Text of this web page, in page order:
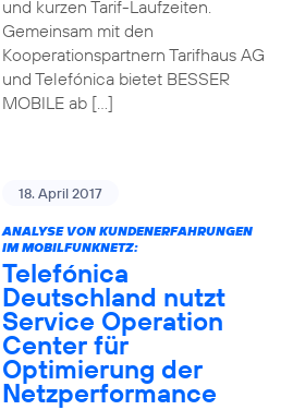
und kurzen Tarif-Laufzeiten.
Gemeinsam mit den
Kooperationspartnern Tarifhaus AG
und Telefónica bietet BESSER
MOBILE ab […]
18. April 2017
ANALYSE VON KUNDENERFAHRUNGEN
IM MOBILFUNKNETZ:
Telefónica
Deutschland nutzt
Service Operation
Center für
Optimierung der
Netzperformance